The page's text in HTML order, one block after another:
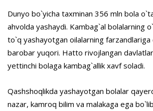
Dunyo bo`yicha taxminan 356 mln bola
ahvolda yashaydi. Kambag`al bolalarning
to`q yashayotgan oilalarning farzandlariga
barobar yuqori. Hatto rivojlangan
yettinchi bolaga kambag`allik xavf soladi.
Qashshoqlikda yashayotgan bolalar
nazar, kamroq bilim va malakaga ega